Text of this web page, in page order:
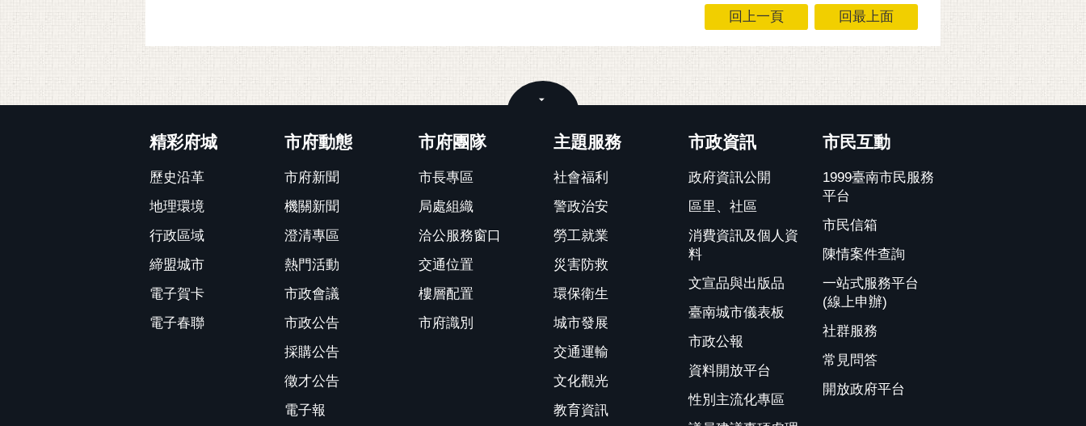
回上一頁 回最上面
精彩府城
歷史沿革
地理環境
行政區域
締盟城市
電子賀卡
電子春聯
市府動態
市府新聞
機關新聞
澄清專區
熱門活動
市政會議
市政公告
採購公告
徵才公告
電子報
市府團隊
市長專區
局處組織
洽公服務窗口
交通位置
樓層配置
市府識別
主題服務
社會福利
警政治安
勞工就業
災害防救
環保衛生
城市發展
交通運輸
文化觀光
教育資訊
市政資訊
政府資訊公開
區里、社區
消費資訊及個人資
料
文宣品與出版品
臺南城市儀表板
市政公報
資料開放平台
性別主流化專區
市民互動
1999臺南市民服務
平台
市民信箱
陳情案件查詢
一站式服務平台
(線上申辦)
社群服務
常見問答
開放政府平台